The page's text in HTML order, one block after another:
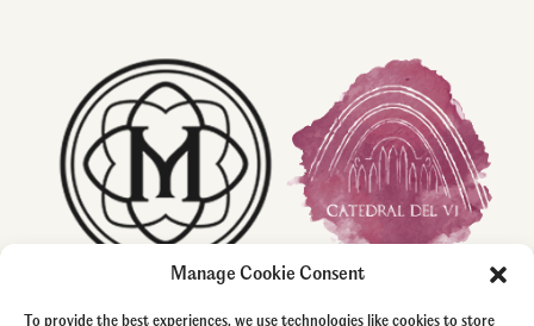
Manage Cookie Consent
To provide the best experiences, we use technologies like cookies to store